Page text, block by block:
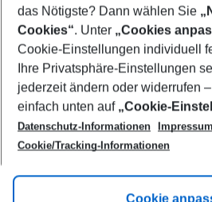
Footer
Footer navigation
Über uns
AGB
Cookie-Einstellungen ändern
Cookie-Richtlinie
Datenschutz
Service & Hilfe
Barrierefreies Reisen
Check-in
Flugbeschränkungen
Folgen Sie uns
das Nötigste? Dann wählen Sie
Cookies“. Unter „Cookies
Cookie-Einstellungen individuell
Ihre Privatsphäre-Einstellungen
jederzeit ändern oder widerrufen
einfach unten auf „Cookie-
Datenschutz-Informationen
Impressum
Cookie/Tracking-Informationen
Cookie